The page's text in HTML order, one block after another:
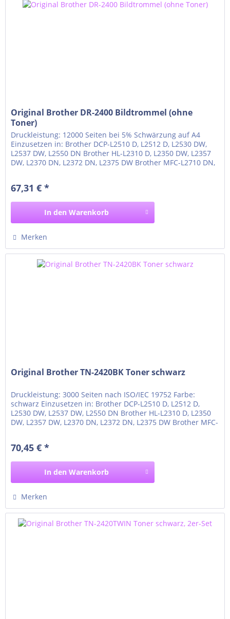
Original Brother DR-2400 Bildtrommel (ohne
Toner)
Druckleistung: 12000 Seiten bei 5% Schwärzung auf A4
Einzusetzen in: Brother DCP-L2510 D, L2512 D, L2530 DW,
L2537 DW, L2550 DN Brother HL-L2310 D, L2350 DW, L2357
DW, L2370 DN, L2372 DN, L2375 DW Brother MFC-L2710 DN,
67,31 € *
In den Warenkorb
Merken
Original Brother TN-2420BK Toner schwarz
Druckleistung: 3000 Seiten nach ISO/IEC 19752 Farbe:
schwarz Einzusetzen in: Brother DCP-L2510 D, L2512 D,
L2530 DW, L2537 DW, L2550 DN Brother HL-L2310 D, L2350
DW, L2357 DW, L2370 DN, L2372 DN, L2375 DW Brother MFC-
70,45 € *
In den Warenkorb
Merken